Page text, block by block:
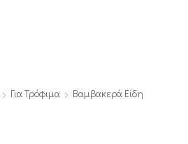
Για Τρόφιμα Βαμβακερά Είδη